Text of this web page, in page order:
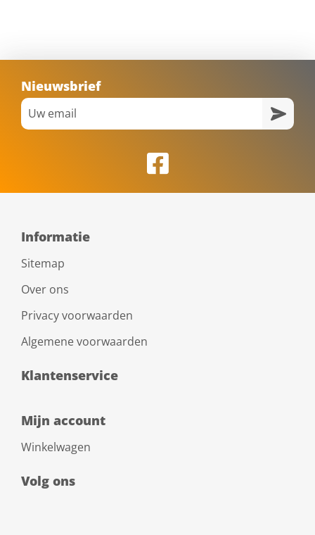
Nieuwsbrief
Informatie
Sitemap
Over ons
Privacy voorwaarden
Algemene voorwaarden
Klantenservice
Mijn account
Winkelwagen
Volg ons